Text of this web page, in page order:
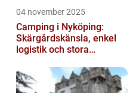
04 november 2025
Camping i Nyköping:
Skärgårdskänsla, enkel
logistik och stora